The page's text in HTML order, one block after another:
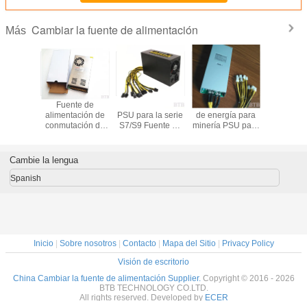
Más Cambiar la fuente de alimentación
Fuente de
alimentación de
conmutación de
350W 360W
400W 500W
alimentación de
ASIC AntMiner
PSU para la serie
S7/S9 Fuente de
litecoin 1800W
Potencia
1800W suministro
de energía para
minería PSU para
Cambie la lengua
Spanish
Inicio| Sobre nosotros| Contacto| Mapa del Sitio|
Privacy Policy
Visión de escritorio
China Cambiar la fuente de alimentación Supplier. Copyright © 2016 - 2026
BTB TECHNOLOGY CO.LTD.
All rights reserved. Developed by ECER